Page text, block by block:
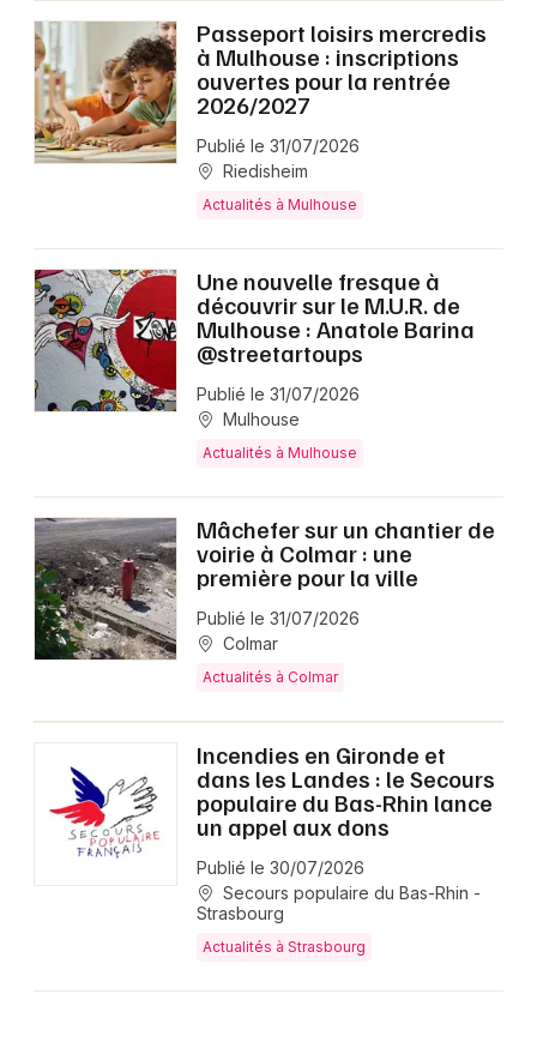
Passeport loisirs mercredis
à Mulhouse : inscriptions
ouvertes pour la rentrée
2026/2027
Publié le 31/07/2026
Riedisheim
Actualités à Mulhouse
Une nouvelle fresque à
découvrir sur le M.U.R. de
Mulhouse : Anatole Barina
@streetartoups
Publié le 31/07/2026
Mulhouse
Actualités à Mulhouse
Mâchefer sur un chantier de
voirie à Colmar : une
première pour la ville
Publié le 31/07/2026
Colmar
Actualités à Colmar
Incendies en Gironde et
dans les Landes : le Secours
populaire du Bas-Rhin lance
un appel aux dons
Publié le 30/07/2026
Secours populaire du Bas-Rhin -
Strasbourg
Actualités à Strasbourg